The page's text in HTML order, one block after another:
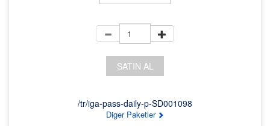
SATIN AL
/tr/iga-pass-daily-p-SD001098
Diger Paketler